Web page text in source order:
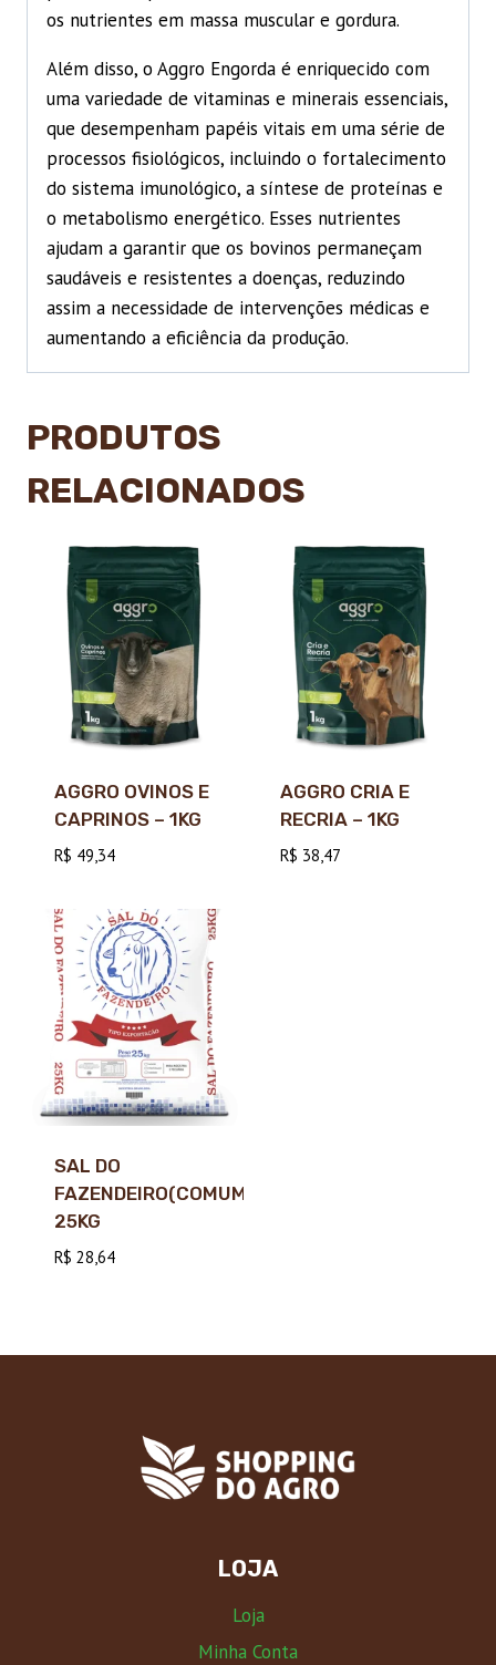
os nutrientes em massa muscular e gordura.
Além disso, o Aggro Engorda é enriquecido com
uma variedade de vitaminas e minerais essenciais,
que desempenham papéis vitais em uma série de
processos fisiológicos, incluindo o fortalecimento
do sistema imunológico, a síntese de proteínas e
o metabolismo energético. Esses nutrientes
ajudam a garantir que os bovinos permaneçam
saudáveis e resistentes a doenças, reduzindo
assim a necessidade de intervenções médicas e
aumentando a eficiência da produção.
PRODUTOS
RELACIONADOS
AGGRO OVINOS E
CAPRINOS – 1KG
R$ 49,34
AGGRO CRIA E
RECRIA – 1KG
R$ 38,47
SAL DO
FAZENDEIRO(COMUM)
25KG
R$ 28,64
LOJA
Loja
Minha Conta